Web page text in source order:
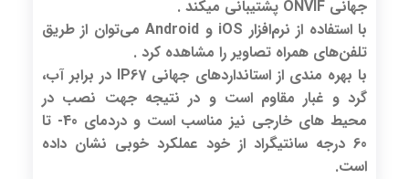
جهانی ONVIF پشتیبانی میکند .
با استفاده از نرم‌افزار iOS و Android می‌توان از طریق
تلفن‌های همراه تصاویر را مشاهده کرد .
با بهره مندی از استانداردهای جهانی IP67 در برابر آب،
گرد و غبار مقاوم است و در نتیجه جهت نصب در
محیط های خارجی نیز مناسب است و دردمای 40- تا
60 درجه سانتیگراد از خود عملکرد خوبی نشان داده
است.